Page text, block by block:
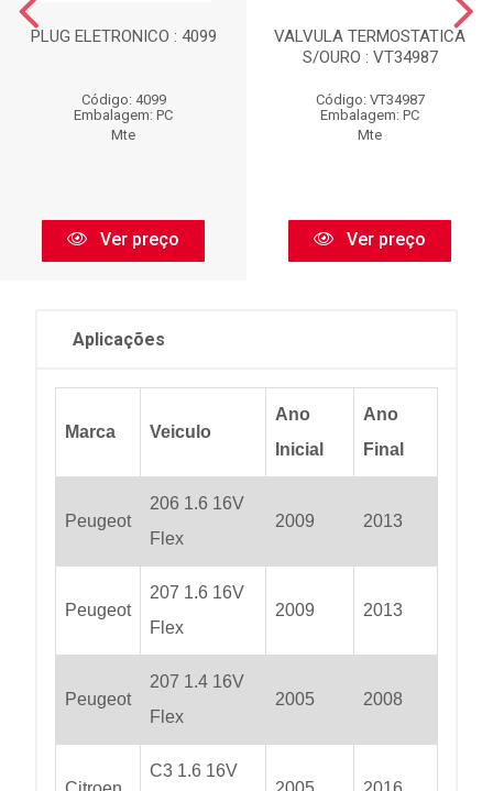
PLUG ELETRONICO : 4099
Código: 4099
Embalagem: PC
Mte
Ver preço
VALVULA TERMOSTATICA
S/OURO : VT34987
Código: VT34987
Embalagem: PC
Mte
Ver preço
Aplicações
Marca Veiculo
Ano
Inicial
Ano
Final
Peugeot
206 1.6 16V
Flex
2009 2013
Peugeot
207 1.6 16V
Flex
2009 2013
Peugeot
207 1.4 16V
Flex
2005 2008
C3 1.6 16V